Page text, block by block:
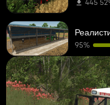
445
95%